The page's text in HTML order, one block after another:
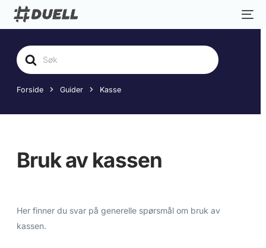
Søk
etter
Forside Guider Kasse
Bruk av kassen
Her finner du svar på generelle spørsmål om bruk av
kassen.